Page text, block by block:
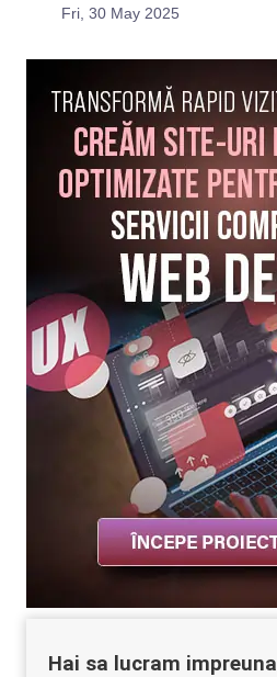
Fri, 30 May 2025
Hai sa lucram impreuna